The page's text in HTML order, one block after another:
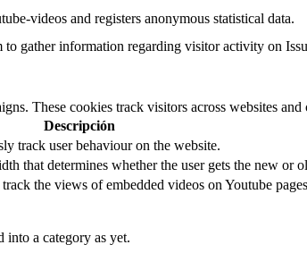
videos and registers anonymous statistical data.
gather information regarding visitor activity on
These cookies track visitors across websites
Descripción
track user behaviour on the website.
that determines whether the user gets the new or
the views of embedded videos on Youtube
into a category as yet.